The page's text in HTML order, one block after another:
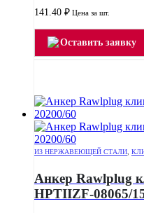
141.40 ₽ Цена за шт.
Оставить заявку
ИЗ НЕРЖАВЕЮЩЕЙ СТАЛИ
Анкер Rawlplug
HPTIIZF-08065/